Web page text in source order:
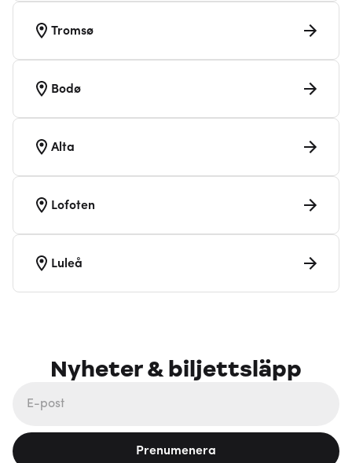
Tromsø
Bodø
Alta
Lofoten
Luleå
Nyheter & biljettsläpp
Prenumenera